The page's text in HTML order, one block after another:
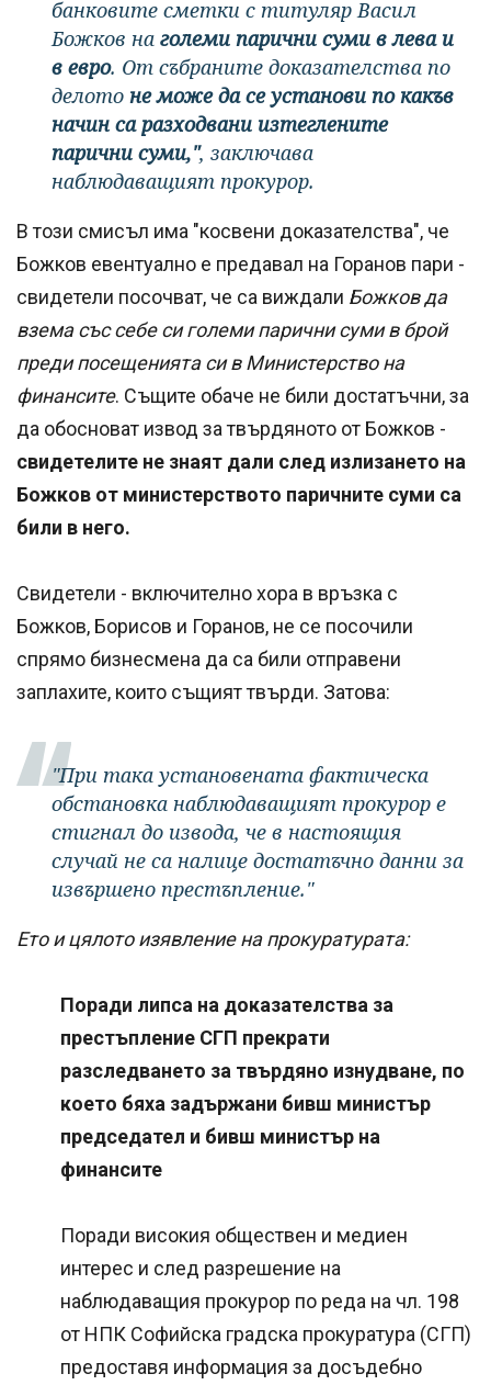
банковите сметки с титуляр Васил
Божков на големи парични суми в лева и
в евро. От събраните доказателства по
делото не може да се установи по какъв
начин са разходвани изтеглените
парични суми,", заключава
наблюдаващият прокурор.
В този смисъл има "косвени доказателства", че
Божков евентуално е предавал на Горанов пари -
свидетели посочват, че са виждали Божков да
взема със себе си големи парични суми в брой
преди посещенията си в Министерство на
финансите. Същите обаче не били достатъчни, за
да обосноват извод за твърдяното от Божков -
свидетелите не знаят дали след излизането на
Божков от министерството паричните суми са
били в него.
Свидетели - включително хора в връзка с
Божков, Борисов и Горанов, не се посочили
спрямо бизнесмена да са били отправени
заплахите, които същият твърди. Затова:
"При така установената фактическа
обстановка наблюдаващият прокурор е
стигнал до извода, че в настоящия
случай не са налице достатъчно данни за
извършено престъпление."
Ето и цялото изявление на прокуратурата:
Поради липса на доказателства за
престъпление СГП прекрати
разследването за твърдяно изнудване, по
което бяха задържани бивш министър
председател и бивш министър на
финансите
Поради високия обществен и медиен
интерес и след разрешение на
наблюдаващия прокурор по реда на чл. 198
от НПК Софийска градска прокуратура (СГП)
предоставя информация за досъдебно